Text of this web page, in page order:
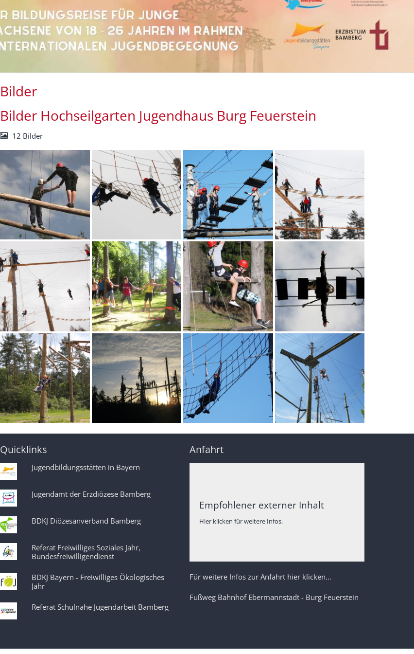
Bilder
Bilder Hochseilgarten Jugendhaus Burg Feuerstein
12 Bilder
Quicklinks
Jugendbildungsstätten in Bayern
Jugendamt der Erzdiözese Bamberg
BDKJ Diözesanverband Bamberg
Referat Freiwilliges Soziales Jahr,
Bundesfreiwilligendienst
BDKJ Bayern - Freiwilliges Ökologisches
Jahr
Referat Schulnahe Jugendarbeit Bamberg
Anfahrt
Empfohlener externer Inhalt
Hier klicken für weitere Infos.
Für weitere Infos zur Anfahrt hier klicken...
Fußweg Bahnhof Ebermannstadt - Burg Feuerstein